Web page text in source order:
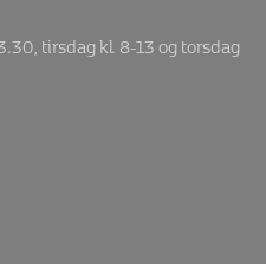
tirsdag kl. 8-13 og torsdag